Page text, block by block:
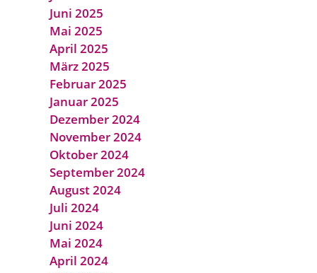
Juni 2025
Mai 2025
April 2025
März 2025
Februar 2025
Januar 2025
Dezember 2024
November 2024
Oktober 2024
September 2024
August 2024
Juli 2024
Juni 2024
Mai 2024
April 2024